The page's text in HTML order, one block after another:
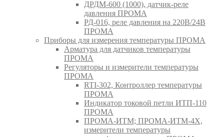
ДРДМ-600 (1000), датчик-реле
давления ПРОМА
РД-016, реле давления на 220В/24В
ПРОМА
Приборы для измерения температуры ПРОМА
Арматура для датчиков температуры
ПРОМА
Регуляторы и измерители температуры
ПРОМА
RTI-302, Контроллер температуры
ПРОМА
Индикатор токовой петли ИТП-110
ПРОМА
ПРОМА-ИТМ; ПРОМА-ИТМ-4Х,
измерители температуры